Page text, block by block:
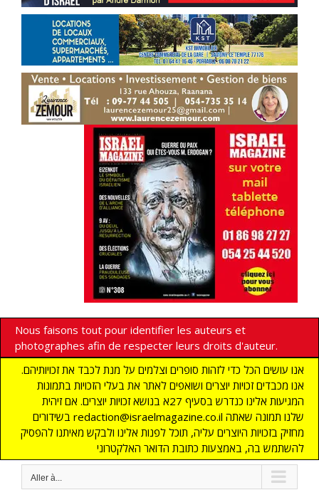
Nous faisons tout pour identifier les auteurs et
photographes afin de respecter leurs droits d'auteur.
אנו עושים הכל כדי לזהות סופרים וצלמים על מנת לכבד את זכויותיהם.
אנו מכבדים זכויות יוצרים ושואפים לאתר את בעלי הזכויות בתמונות
המגיעות אלינו כנדרש בסעיף 27א בנושא זכויות יוצרים. אם זיהית
בשידורים redaction@israelmagazine.co.il שלנו תמונה שאתה
מחזיק בזכויות היוצרים עליה, תוכל לפנות אלינו ולבקש מאיתנו להפסיק
להשתמש בה, באמצעות כתובת הדואר האלקטרוני
Aller à...